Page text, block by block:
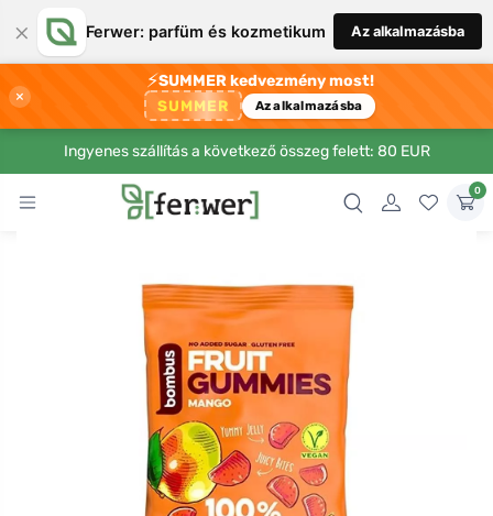
× Ferwer: parfüm és kozmetikum Az alkalmazásba
×
⚡SUMMER kedvezmény most!
SUMMER Az alkalmazásba
Ingyenes szállítás a következő összeg felett: 80 EUR
0